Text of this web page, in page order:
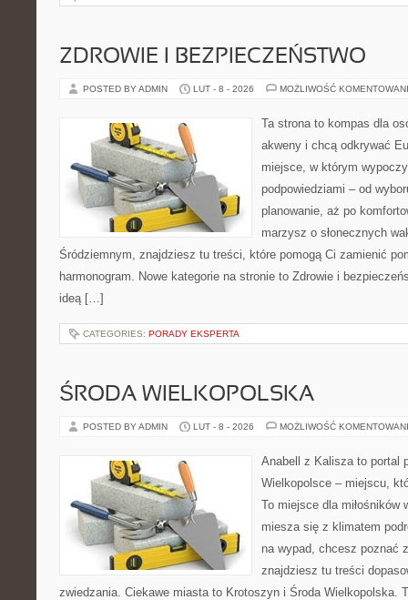
ZDROWIE I BEZPIECZEŃSTWO
POSTED BY ADMIN LUT - 8 - 2026 MOŻLIWOŚĆ
Ta strona to kompas dla
akweny i chcą odkrywać
miejsce, w którym
podpowiedziami – od
planowanie, aż po
marzysz o słonecznych
Śródziemnym, znajdziesz tu treści, które pomogą Ci zamienić
harmonogram. Nowe kategorie na stronie to Zdrowie i
ideą […]
CATEGORIES: PORADY EKSPERTA
ŚRODA WIELKOPOLSKA
POSTED BY ADMIN LUT - 8 - 2026 MOŻLIWOŚĆ
Anabell z Kalisza to portal
Wielkopolsce – miejscu,
To miejsce dla miłośników
miesza się z klimatem
na wypad, chcesz poznać
znajdziesz tu treści
zwiedzania. Ciekawe miasta to Krotoszyn i Środa Wielkopolska.